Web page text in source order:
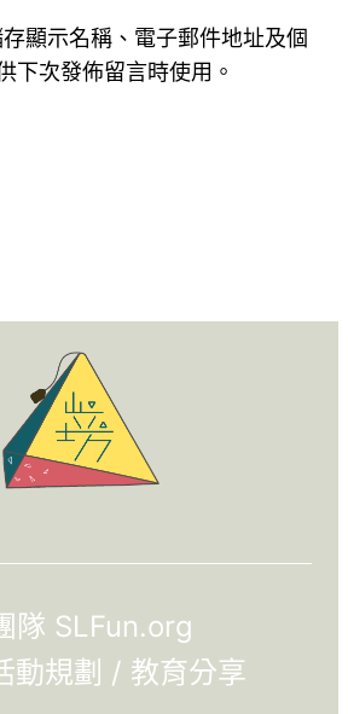
顯示名稱、電子郵件地址及個
下次發佈留言時使用。
隊 SLFun.org
動規劃 / 教育分享